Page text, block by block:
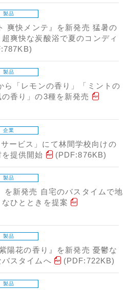
製品
爽快メンテ』を新発売 猛暑の
爽快な炭酸浴で夏のコンディ
製品
ら「レモンの香り」「ミントの
香り」の3種を新発売
企業
ービス」にて林間学校向けの
提供開始
(PDF:876KB)
製品
を新発売 自宅のバスタイムで地
ひとときを提案
製品
陽花の香り』を新発売 憂鬱な
スタイムへ
(PDF:722KB)
製品